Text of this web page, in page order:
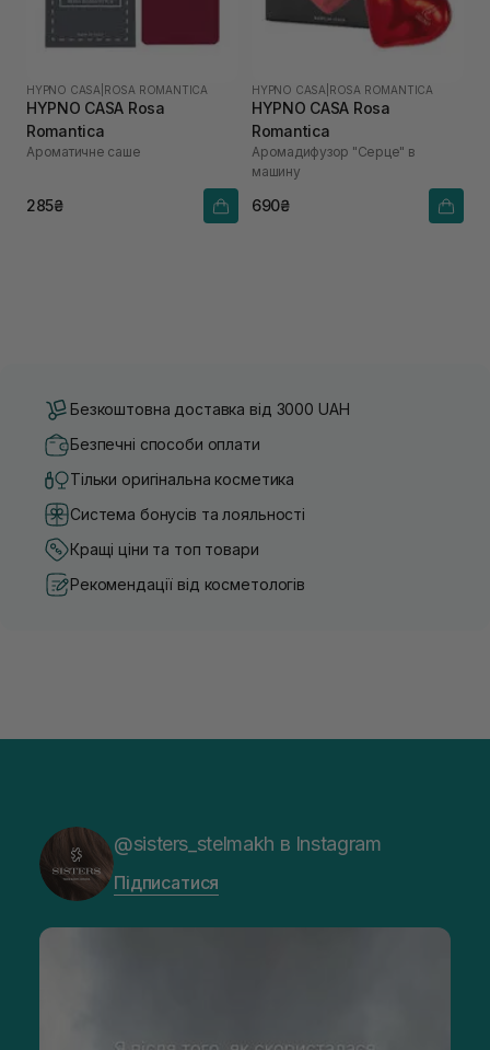
HYPNO CASA ROSA ROMANTICA
HYPNO CASA Rosa
Romantica
Ароматичне саше
285₴
HYPNO CASA ROSA ROMANTICA
HYPNO CASA Rosa
Romantica
Аромадифузор "Серце" в
машину
690₴
Безкоштовна доставка від 3000 UAH
Безпечні способи оплати
Тільки оригінальна косметика
Система бонусів та лояльності
Кращі ціни та топ товари
Рекомендації від косметологів
@sisters_stelmakh в Instagram
Підписатися